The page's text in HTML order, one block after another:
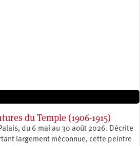
du Temple (1906-1915)
du 6 mai au 30 août 2026. Décrite
largement méconnue, cette peintre